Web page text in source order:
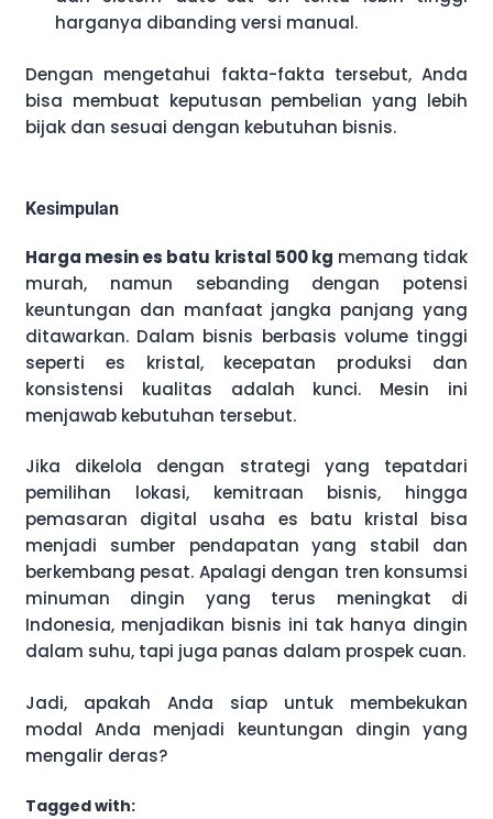
harganya dibanding versi manual.
Dengan mengetahui fakta-fakta tersebut, Anda
bisa membuat keputusan pembelian yang lebih
bijak dan sesuai dengan kebutuhan bisnis.
Kesimpulan
Harga mesin es batu kristal 500 kg memang tidak
murah, namun sebanding dengan potensi
keuntungan dan manfaat jangka panjang yang
ditawarkan. Dalam bisnis berbasis volume tinggi
seperti es kristal, kecepatan produksi dan
konsistensi kualitas adalah kunci. Mesin ini
menjawab kebutuhan tersebut.
Jika dikelola dengan strategi yang tepatdari
pemilihan lokasi, kemitraan bisnis, hingga
pemasaran digital usaha es batu kristal bisa
menjadi sumber pendapatan yang stabil dan
berkembang pesat. Apalagi dengan tren konsumsi
minuman dingin yang terus meningkat di
Indonesia, menjadikan bisnis ini tak hanya dingin
dalam suhu, tapi juga panas dalam prospek cuan.
Jadi, apakah Anda siap untuk membekukan
modal Anda menjadi keuntungan dingin yang
mengalir deras?
Tagged with: